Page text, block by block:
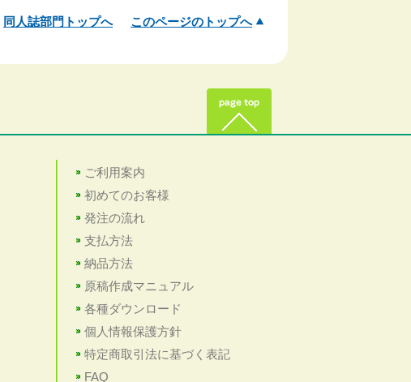
同人誌部門トップへ このページのトップへ
ご利用案内
初めてのお客様
発注の流れ
支払方法
納品方法
原稿作成マニュアル
各種ダウンロード
個人情報保護方針
特定商取引法に基づく表記
FAQ